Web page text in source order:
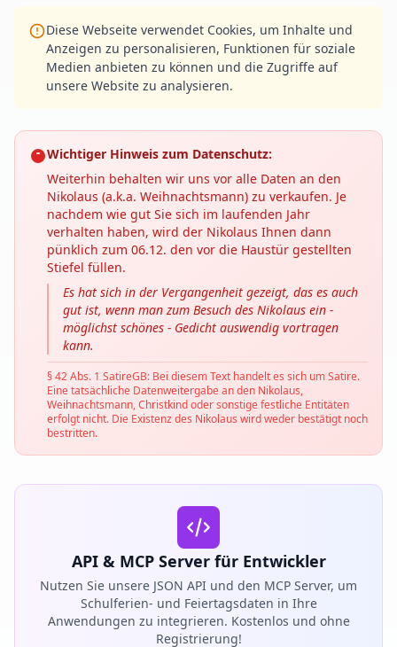
Diese Webseite verwendet Cookies, um Inhalte und
Anzeigen zu personalisieren, Funktionen für soziale
Medien anbieten zu können und die Zugriffe auf
unsere Website zu analysieren.
Wichtiger Hinweis zum Datenschutz:
Weiterhin behalten wir uns vor alle Daten an den
Nikolaus (a.k.a. Weihnachtsmann) zu verkaufen. Je
nachdem wie gut Sie sich im laufenden Jahr
verhalten haben, wird der Nikolaus Ihnen dann
pünklich zum 06.12. den vor die Haustür gestellten
Stiefel füllen.
Es hat sich in der Vergangenheit gezeigt, das es auch
gut ist, wenn man zum Besuch des Nikolaus ein -
möglichst schönes - Gedicht auswendig vortragen
kann.
§ 42 Abs. 1 SatireGB: Bei diesem Text handelt es sich um Satire.
Eine tatsächliche Datenweitergabe an den Nikolaus,
Weihnachtsmann, Christkind oder sonstige festliche Entitäten
erfolgt nicht. Die Existenz des Nikolaus wird weder bestätigt noch
bestritten.
API & MCP Server für Entwickler
Nutzen Sie unsere JSON API und den MCP Server, um
Schulferien- und Feiertagsdaten in Ihre
Anwendungen zu integrieren. Kostenlos und ohne
Registrierung!